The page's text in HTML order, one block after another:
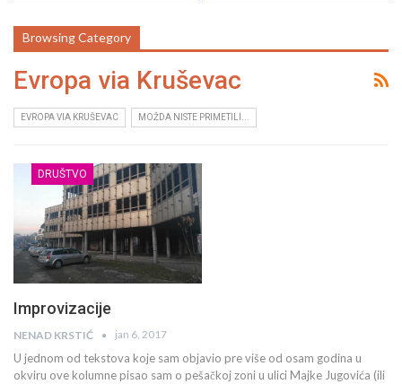
Browsing Category
Evropa via Kruševac
EVROPA VIA KRUŠEVAC MOŽDA NISTE PRIMETILI...
DRUŠTVO
Improvizacije
NENAD KRSTIĆ jan 6, 2017
U jednom od tekstova koje sam objavio pre više od osam godina u
okviru ove kolumne pisao sam o pešačkoj zoni u ulici Majke Jugovića (ili